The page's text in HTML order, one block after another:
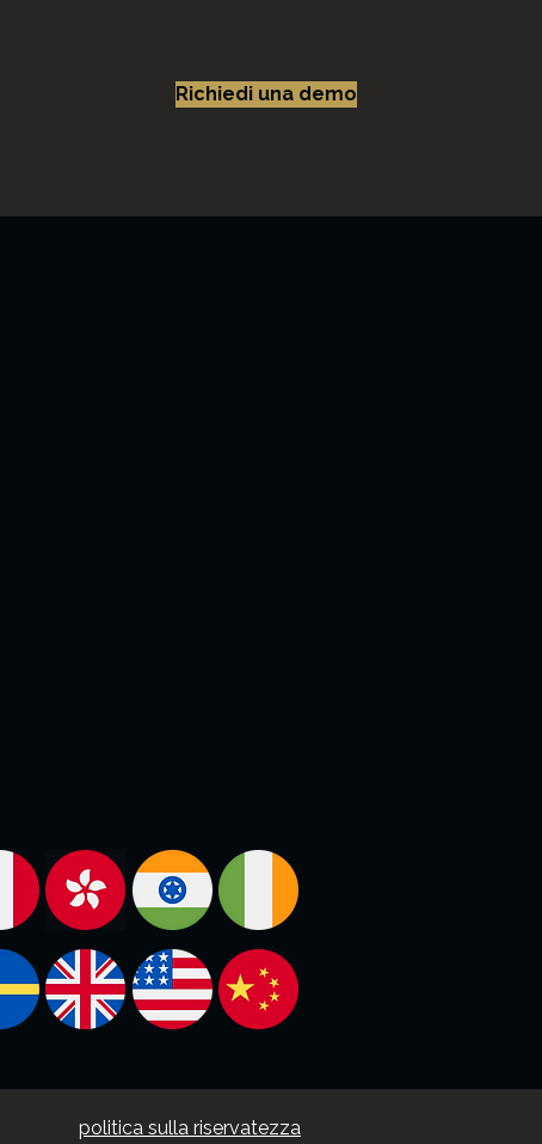
Richiedi una demo
politica sulla riservatezza